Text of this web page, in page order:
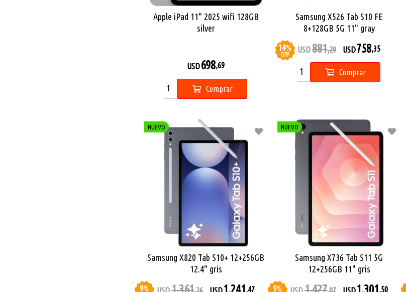
Apple iPad 11" 2025 wifi 128GB
silver
USD698,69
Comprar
Samsung X526 Tab S10 FE
8+128GB 5G 11" gray
14%
OFF
USD881,29 USD758,35
Comprar
NUEVO
Samsung X820 Tab S10+ 12+256GB
12.4" gris
9% ,47
NUEVO
Samsung X736 Tab S11 5G
12+256GB 11" gris
9% ,50